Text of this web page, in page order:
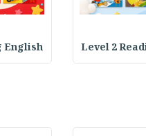
Level 2
English